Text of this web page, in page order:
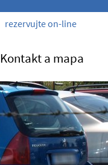
rezervujte on-line
Kontakt a mapa